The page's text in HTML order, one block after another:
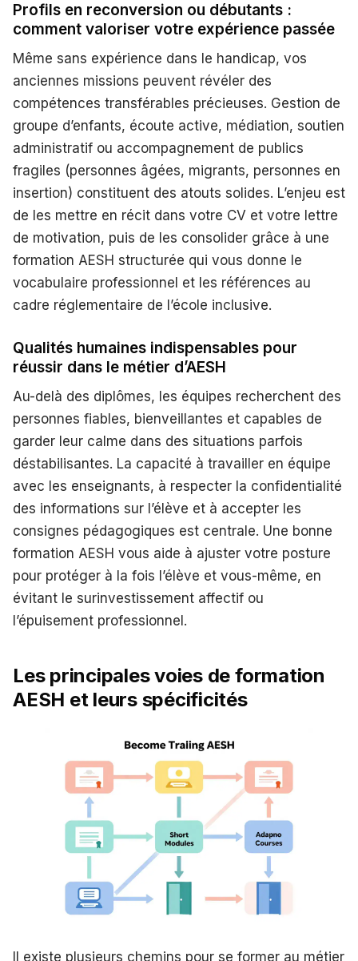
Profils en reconversion ou débutants :
comment valoriser votre expérience passée
Même sans expérience dans le handicap, vos
anciennes missions peuvent révéler des
compétences transférables précieuses. Gestion de
groupe d’enfants, écoute active, médiation, soutien
administratif ou accompagnement de publics
fragiles (personnes âgées, migrants, personnes en
insertion) constituent des atouts solides. L’enjeu est
de les mettre en récit dans votre CV et votre lettre
de motivation, puis de les consolider grâce à une
formation AESH structurée qui vous donne le
vocabulaire professionnel et les références au
cadre réglementaire de l’école inclusive.
Qualités humaines indispensables pour
réussir dans le métier d’AESH
Au-delà des diplômes, les équipes recherchent des
personnes fiables, bienveillantes et capables de
garder leur calme dans des situations parfois
déstabilisantes. La capacité à travailler en équipe
avec les enseignants, à respecter la confidentialité
des informations sur l’élève et à accepter les
consignes pédagogiques est centrale. Une bonne
formation AESH vous aide à ajuster votre posture
pour protéger à la fois l’élève et vous-même, en
évitant le surinvestissement affectif ou
l’épuisement professionnel.
Les principales voies de formation
AESH et leurs spécificités
Il existe plusieurs chemins pour se former au métier